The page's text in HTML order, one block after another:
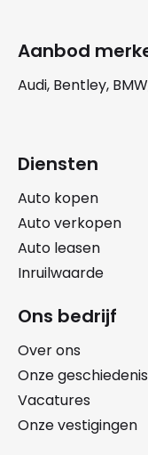
Aanbod
Audi, Bentley,
Diensten
Auto kopen
Auto verkopen
Auto leasen
Inruilwaarde
Ons bedrijf
Over ons
Onze geschiedenis
Vacatures
Onze vestigingen